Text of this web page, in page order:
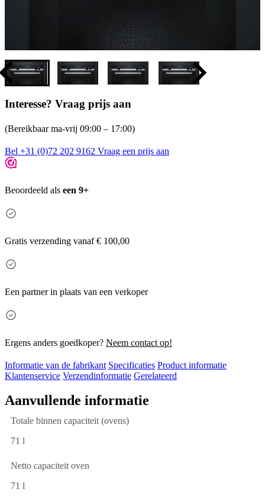
Interesse? Vraag prijs aan
(Bereikbaar ma-vrij 09:00 – 17:00)
Bel +31 (0)72 202 9162 Vraag een prijs aan
Beoordeeld als een 9+
Gratis verzending vanaf € 100,00
Een partner in plaats van een verkoper
Ergens anders goedkoper? Neem contact op!
Informatie van de fabrikant Specificaties Product informatie
Klantenservice Verzendinformatie Gerelateerd
Aanvullende informatie
Totale binnen capaciteit (ovens)
71 l
Netto capaciteit oven
71 l